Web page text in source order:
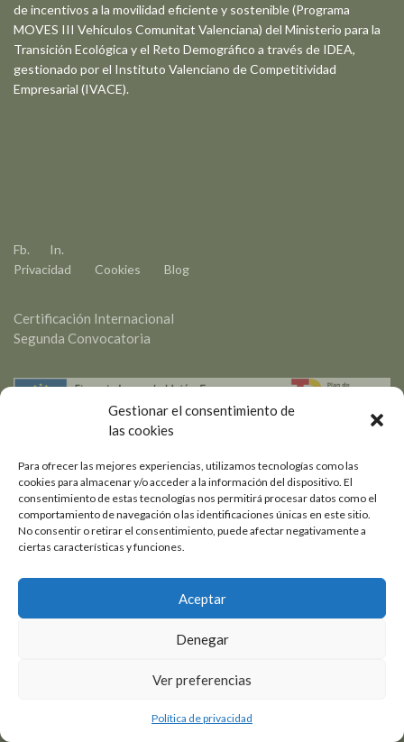
Gestionar el consentimiento de
las cookies
Para ofrecer las mejores experiencias, utilizamos tecnologías como las
cookies para almacenar y/o acceder a la información del dispositivo. El
consentimiento de estas tecnologías nos permitirá procesar datos como el
comportamiento de navegación o las identificaciones únicas en este sitio.
No consentir o retirar el consentimiento, puede afectar negativamente a
ciertas características y funciones.
Aceptar
Denegar
Ver preferencias
Política de privacidad
de incentivos a la movilidad eficiente y sostenible (Programa
MOVES III Vehículos Comunitat Valenciana) del Ministerio para la
Transición Ecológica y el Reto Demográfico a través de IDEA,
gestionado por el Instituto Valenciano de Competitividad
Empresarial (IVACE).
Fb.
In.
Privacidad
Cookies Blog
Certificación Internacional
Segunda Convocatoria
La empresa GABRIEL POVEDA FERRIOLS, S.L., ha recibido una
resolución de concesión de importe de la ayuda de 20.000,00 €,
de Certificación Internacional del Programa de “Mentoring e
Internacionalización de la PYME” 2024 en el marco del Plan de
Recuperación, Transformación y Resiliencia (PRTR) - BDNS
Identificador 754044 de la Cámara de Comercio de España para el
empresa en mercados exteriores fuera de la Unión Europea, con
nuestras exportaciones, con el número de expediente SDE-REG-
2
2